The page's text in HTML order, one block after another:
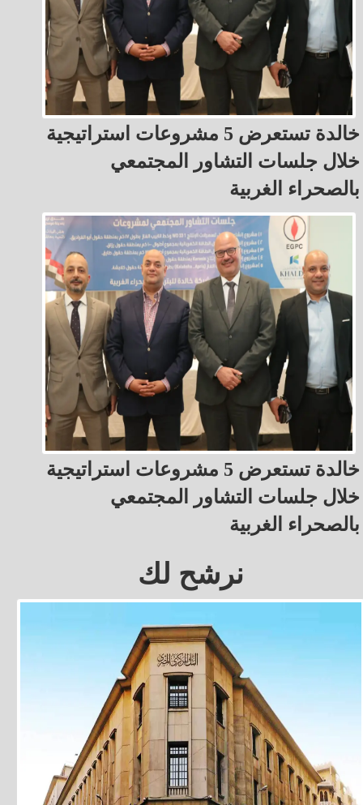
خالدة تستعرض 5 مشروعات استراتيجية
خلال جلسات التشاور المجتمعي
بالصحراء الغربية
خالدة تستعرض 5 مشروعات استراتيجية
خلال جلسات التشاور المجتمعي
بالصحراء الغربية
نرشح لك